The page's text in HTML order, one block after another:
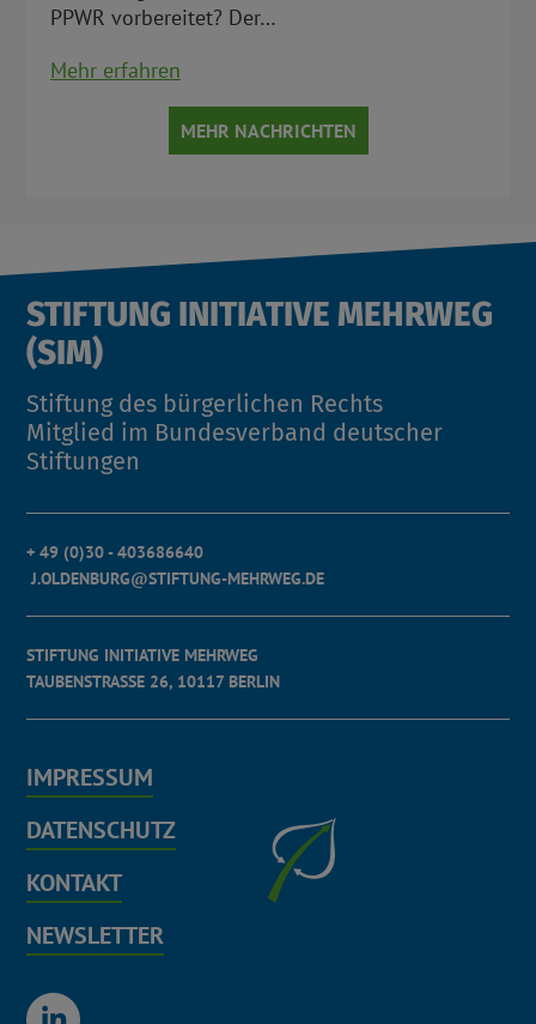
PPWR vorbereitet? Der…
Mehr erfahren
MEHR NACHRICHTEN
STIFTUNG INITIATIVE MEHRWEG
(SIM)
Stiftung des bürgerlichen Rechts
Mitglied im Bundesverband deutscher
Stiftungen
+ 49 (0)30 - 403686640
J.OLDENBURG@STIFTUNG-MEHRWEG.DE
STIFTUNG INITIATIVE MEHRWEG
TAUBENSTRASSE 26, 10117 BERLIN
IMPRESSUM
DATENSCHUTZ
KONTAKT
NEWSLETTER